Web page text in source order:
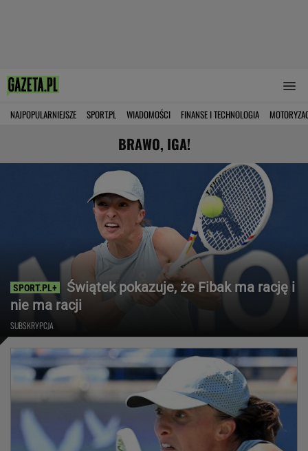
NAJPOPULARNIEJSZE SPORT.PL WIADOMOŚCI FINANSE I TECHNOLOGIA
BRAWO, IGA!
Świątek pokazuje, że Fibak ma rację i
nie ma racji
SUBSKRYPCJA